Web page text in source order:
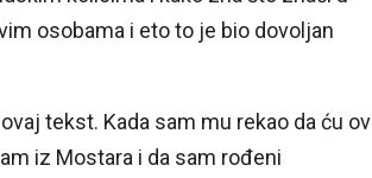
osobama i eto to je bio dovoljan
tekst. Kada sam mu rekao da ću
iz Mostara i da sam rođeni